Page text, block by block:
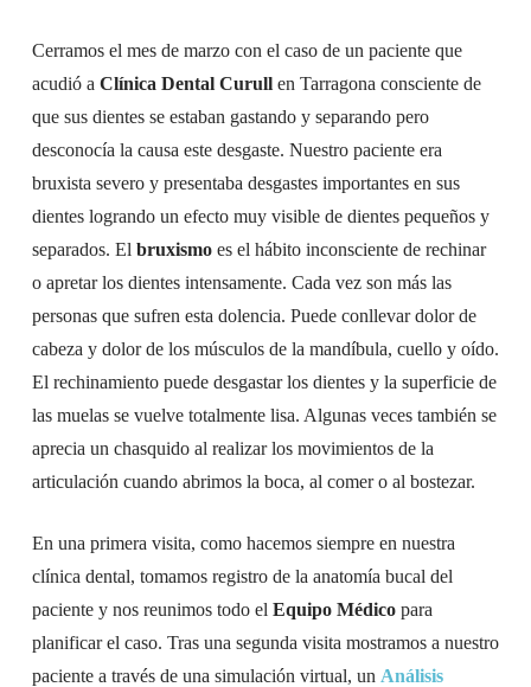
Cerramos el mes de marzo con el caso de un paciente que
acudió a Clínica Dental Curullen Tarragona consciente de
que sus dientes se estaban gastando y separando pero
desconocía la causa este desgaste. Nuestro paciente era
bruxista severo y presentaba desgastes importantes en sus
dientes logrando un efecto muy visible de dientes pequeños y
separados. El bruxismoes el hábito inconsciente de rechinar
o apretar los dientes intensamente. Cada vez son más las
personas que sufren esta dolencia. Puede conllevar dolor de
cabeza y dolor de los músculos de la mandíbula, cuello y oído.
El rechinamiento puede desgastar los dientes y la superficie de
las muelas se vuelve totalmente lisa. Algunas veces también se
aprecia un chasquido al realizar los movimientos de la
articulación cuando abrimos la boca, al comer o al bostezar.
En una primera visita, como hacemos siempre en nuestra
clínica dental, tomamos registro de la anatomía bucal del
paciente y nos reunimos todo el Equipo Médicopara
planificar el caso. Tras una segunda visita mostramos a nuestro
paciente a través de una simulación virtual, un Análisis